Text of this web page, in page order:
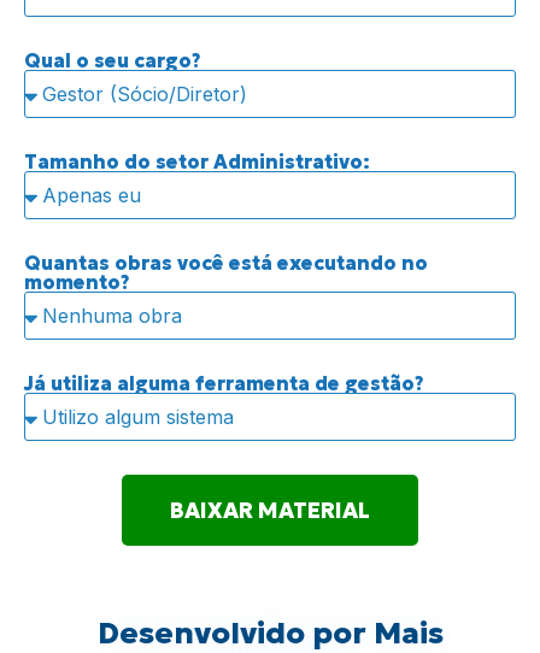
Qual o seu cargo?
Tamanho do setor Administrativo:
Quantas obras você está executando no
momento?
Já utiliza alguma ferramenta de gestão?
BAIXAR MATERIAL
Desenvolvido por Mais